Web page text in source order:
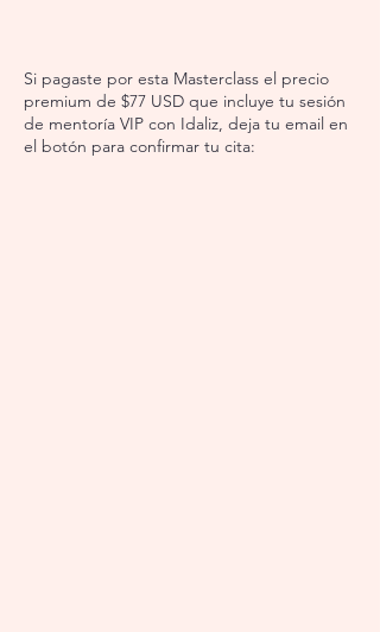
Si pagaste por esta Masterclass el precio
premium de $77 USD que incluye tu sesión
de mentoría VIP con Idaliz, deja tu email en
el botón para confirmar tu cita: